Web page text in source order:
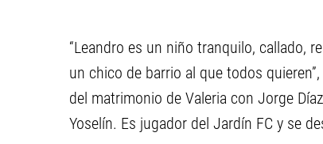
“Leandro es un niño tranquilo, callado,
un chico de barrio al que todos
del matrimonio de Valeria con Jorge
Yoselín. Es jugador del Jardín FC y se